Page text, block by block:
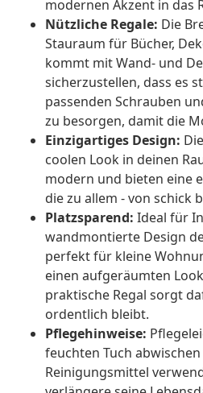
modernen Akzent in das
Nützliche Regale: Die
Stauraum für Bücher,
kommt mit Wand- und
sicherzustellen, dass es
passenden Schrauben
zu besorgen, damit die
Einzigartiges Design:
coolen Look in deinen
modern und bieten eine
die zu allem - von schick
Platzsparend: Ideal für
wandmontierte Design
perfekt für kleine
einen aufgeräumten
praktische Regal sorgt
ordentlich bleibt.
Pflegehinweise:
feuchten Tuch
Reinigungsmittel